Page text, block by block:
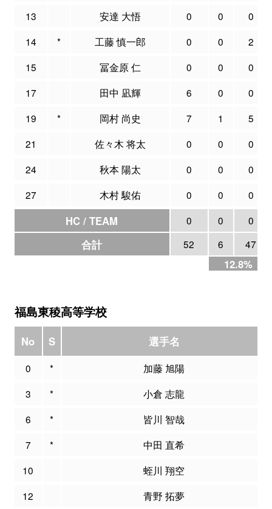
13
安達 大悟 0 0
0
14
* 工藤 慎一郎 0 0
2
15
冨金原 仁 0 0
0
17
田中 凪輝 6 0
0
19
* 岡村 尚史 7 1
5
21
佐々木 将太 0 0
0
24
秋本 陽太 0 0
0
27
木村 駿佑 0 0 0
HC / TEAM 0 0 0
合計 52 6 47
12.8%
福島東稜高等学校
No S 選手名
0 *
加藤 旭陽
3
*
小倉 志龍
6
*
皆川 智哉
7
*
中田 直希
10
蛭川 翔空
12
青野 拓夢